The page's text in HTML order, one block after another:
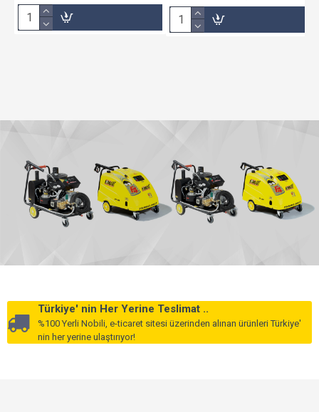
Türkiye' nin Her Yerine Teslimat ..
%100 Yerli Nobili, e-ticaret sitesi üzerinden alınan ürünleri Türkiye'
nin her yerine ulaştırıyor!